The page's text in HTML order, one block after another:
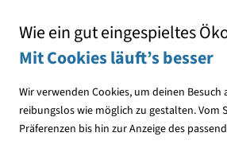
Wie ein gut eingespieltes
Mit Cookies läuft’s besser
Wir verwenden Cookies, um deinen Besuch
reibungslos wie möglich zu gestalten. Vom
Präferenzen bis hin zur Anzeige des
Optik & Bücher Optik